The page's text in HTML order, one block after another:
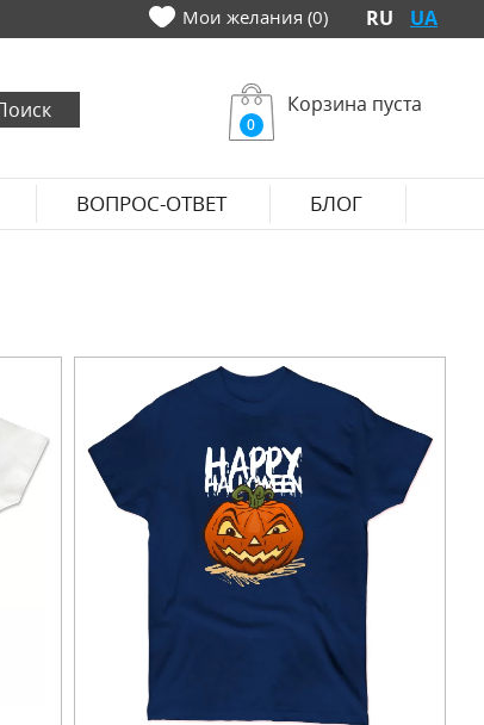
Мои желания (0) RU UA
0
Корзина пуста
ВОПРОС-ОТВЕТ БЛОГ